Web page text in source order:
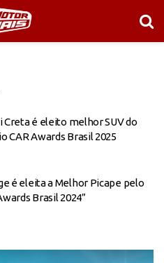
Creta é eleito melhor SUV do
CAR Awards Brasil 2025
é eleita a Melhor Picape pelo
Brasil 2024”